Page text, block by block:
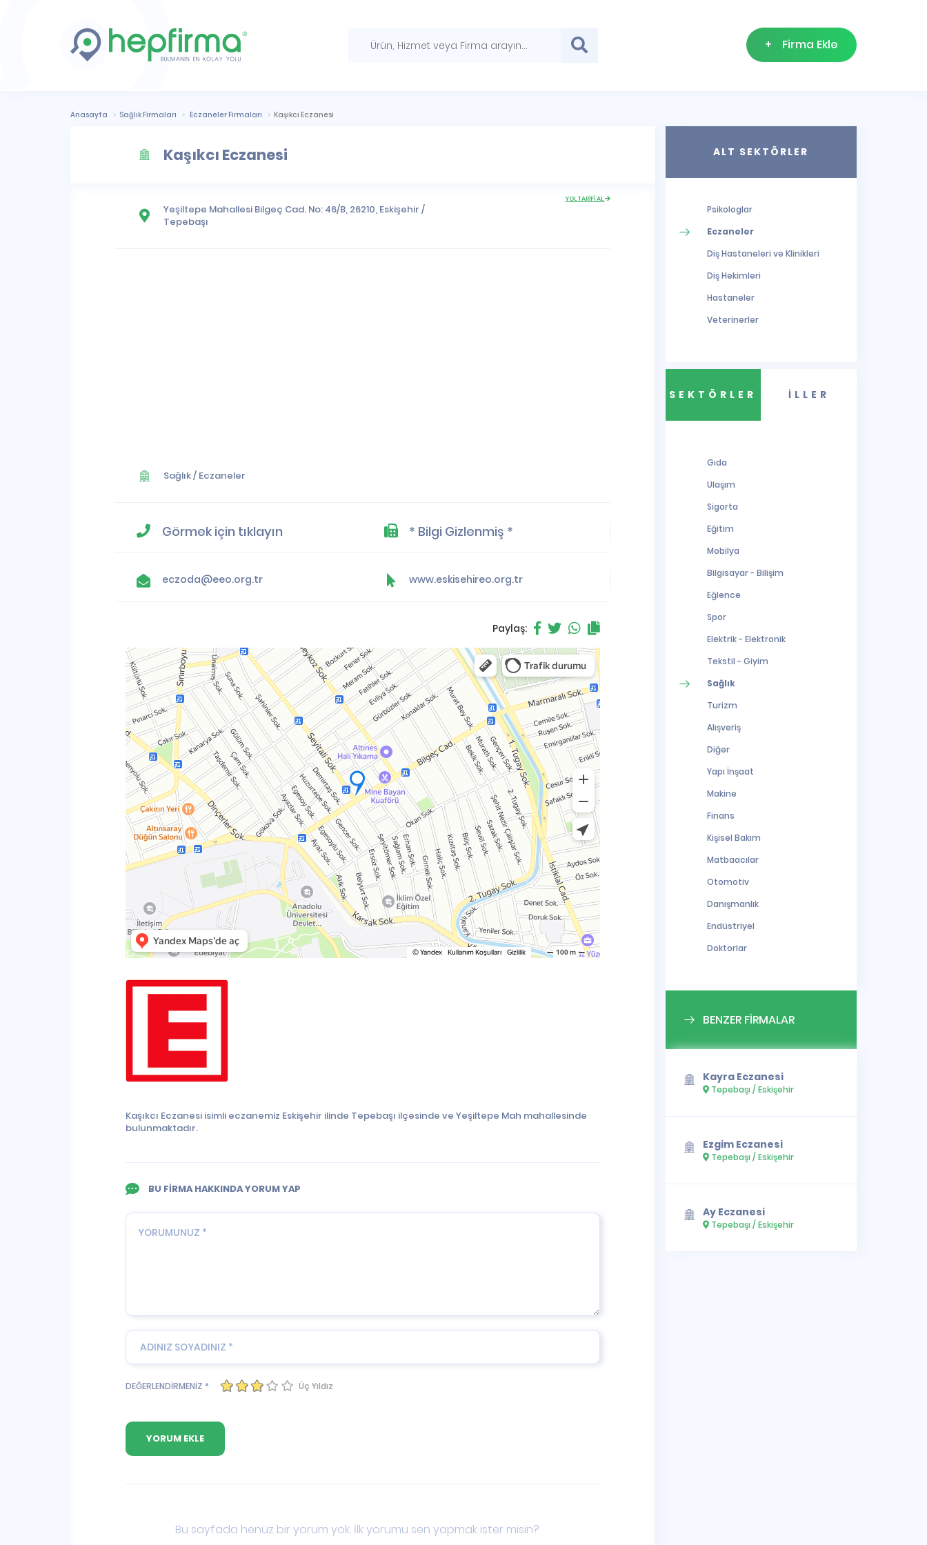
+ Firma Ekle
Anasayfa Sağlık Firmaları Eczaneler Firmaları Kaşıkcı Eczanesi
Kaşıkcı Eczanesi
Yeşiltepe Mahallesi Bilgeç Cad. No: 46/B, 26210, Eskişehir /
Tepebaşı
YOL TARİFİ AL
Sağlık/ Eczaneler
Görmek için tıklayın * Bilgi Gizlenmiş *
eczoda@eeo.org.tr www.eskisehireo.org.tr
Paylaş:
Kaşıkcı Eczanesi isimli eczanemiz Eskişehir ilinde Tepebaşı ilçesinde ve Yeşiltepe Mah mahallesinde
bulunmaktadır.
BU FİRMA HAKKINDA YORUM YAP
DEĞERLENDİRMENİZ * Üç Yıldız
Bu sayfada henüz bir yorum yok. İlk yorumu sen yapmak ister misin?
ALT SEKTÖRLER
Psikologlar
Eczaneler
Diş Hastaneleri ve Klinikleri
Diş Hekimleri
Hastaneler
Veterinerler
SEKTÖRLER İLLER
Gıda
Ulaşım
Sigorta
Eğitim
Mobilya
Bilgisayar - Bilişim
Eğlence
Spor
Elektrik - Elektronik
Tekstil - Giyim
Sağlık
Turizm
Alışveriş
Diğer
Yapı İnşaat
Makine
Finans
Kişisel Bakım
Matbaacılar
Otomotiv
Danışmanlık
Endüstriyel
Doktorlar
BENZER FİRMALAR
Kayra Eczanesi
Tepebaşı / Eskişehir
Ezgim Eczanesi
Tepebaşı / Eskişehir
Ay Eczanesi
Tepebaşı / Eskişehir